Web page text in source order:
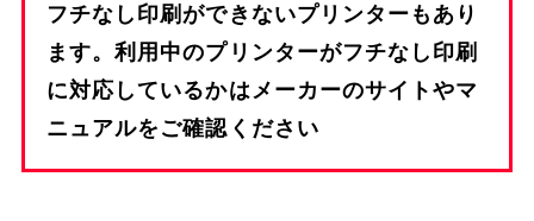
フチなし印刷ができないプリンターもあり
ます。利用中のプリンターがフチなし印刷
に対応しているかはメーカーのサイトやマ
ニュアルをご確認ください